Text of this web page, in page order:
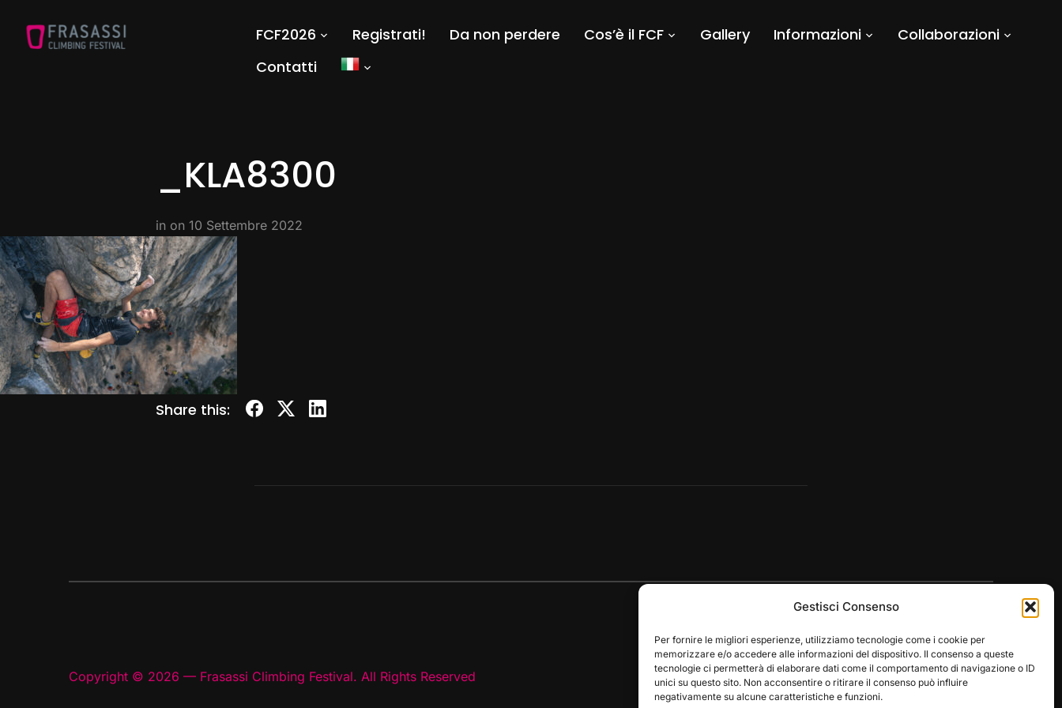
Gestisci Consenso
Per fornire le migliori esperienze, utilizziamo tecnologie come i cookie per
memorizzare e/o accedere alle informazioni del dispositivo. Il consenso a queste
tecnologie ci permetterà di elaborare dati come il comportamento di navigazione o ID
unici su questo sito. Non acconsentire o ritirare il consenso può influire
negativamente su alcune caratteristiche e funzioni.
FCF2026 Registrati! Da non perdere Cos’è il FCF Gallery Informazioni
Collaborazioni
Contatti
_KLA8300
in on 10 Settembre 2022
Share this:
Copyright © 2026 — Frasassi Climbing Festival. All Rights Reserved Designed byWPZOOM